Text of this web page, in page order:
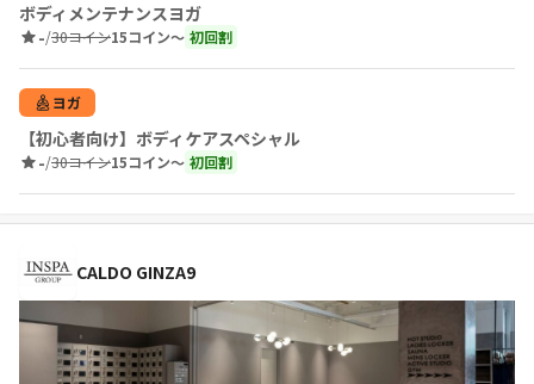
ボディメンテナンスヨガ
-/30コイン15コイン〜 初回割
ヨガ
【初心者向け】ボディケアスペシャル
-/30コイン15コイン〜 初回割
CALDO GINZA9